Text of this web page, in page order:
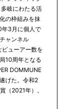
岐にわたる活
の枠組みを抹
年3月に個人で
ャンネル
ビューアー数を
10周年となる
DOMMUNE
げた。令和2
（2021年）。